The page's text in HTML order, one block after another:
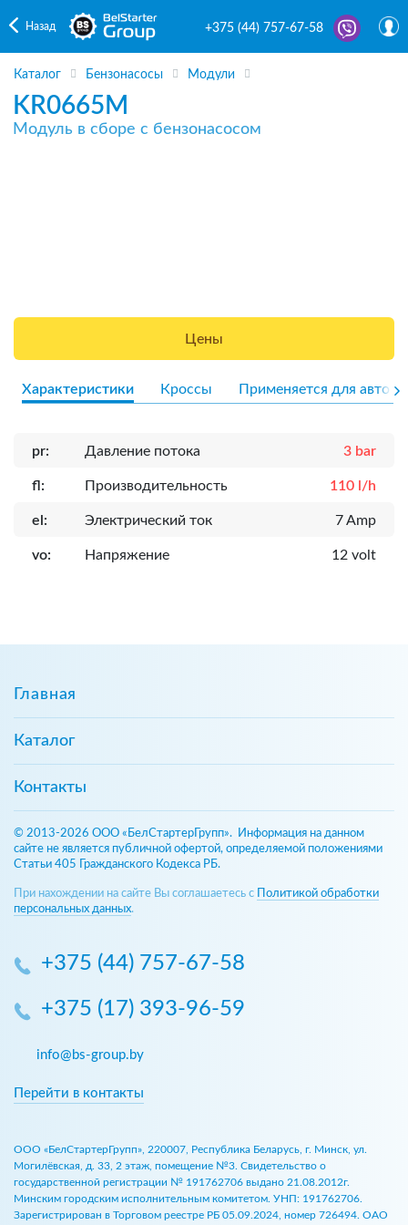
Назад +375 (44) 757-67-58
Каталог Бензонасосы Модули
KR0665M
Модуль в сборе с бензонасосом
Цены
Характеристики Кроссы Применяется для авто
pr: Давление потока 3 bar
fl: Производительность 110 l/h
el: Электрический ток 7 Amp
vo: Напряжение 12 volt
Главная
Каталог
Контакты
© 2013-2026 ООО «БелСтартерГрупп». Информация на данном
сайте не является публичной офертой, определяемой положениями
Статьи 405 Гражданского Кодекса РБ.
При нахождении на сайте Вы соглашаетесь с
Политикой обработки
персональных данных.
+375 (44) 757-67-58
+375 (17) 393-96-59
info@bs-group.by
Перейти в контакты
ООО «БелСтартерГрупп», 220007, Республика Беларусь, г. Минск, ул.
Могилёвская, д. 33, 2 этаж, помещение №3. Свидетельство о
государственной регистрации № 191762706 выдано 21.08.2012г.
Минским городским исполнительным комитетом. УНП: 191762706.
Зарегистрирован в Торговом реестре РБ 05.09.2024, номер 726494. ОАО